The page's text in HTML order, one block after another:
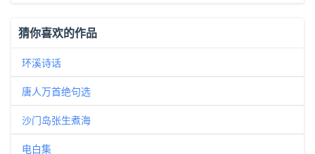
猜你喜欢的作品
环溪诗话
唐人万首绝句选
沙门岛张生煮海
电白集